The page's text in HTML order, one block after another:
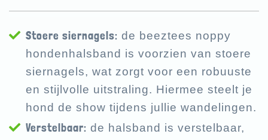
Stoere siernagels: de beeztees noppy
hondenhalsband is voorzien van stoere
siernagels, wat zorgt voor een robuuste
en stijlvolle uitstraling. Hiermee steelt je
hond de show tijdens jullie wandelingen.
Verstelbaar: de halsband is verstelbaar,